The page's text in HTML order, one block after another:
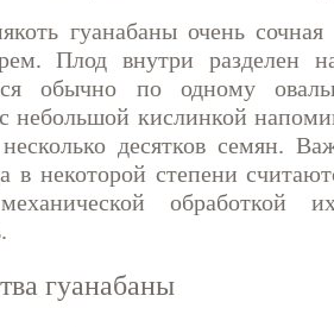
гуанабаны очень
Плод внутри разделен
обычно по одному
небольшой кислинкой
десятков семян.
в некоторой степени
обработкой
гуанабаны